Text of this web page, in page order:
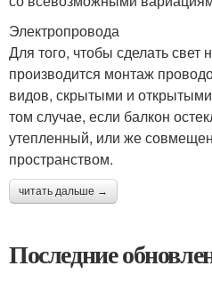
Электропровода
Для того, чтобы сделать свет
производится монтаж
видов, скрытыми и
том случае, если балкон
утепленный, или же
пространством.
читать дальше →
Последние